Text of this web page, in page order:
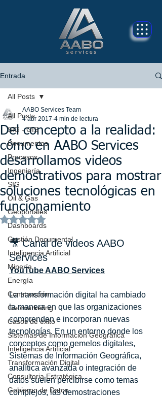
Entrada
All Posts
SIG - GIS
Documentos
Procesos
Ingeniería
SIG
Oil & Gas
Geoportales
Dashboards
Gestión Documental
Inteligencia Artificial
Minería
Energía
Construcción
Geomarketing
Casos de éxito
Sistemas de Información Geográfica
Inteligencia Artificial
Transformación Digital
Consultoria Estratégica
Gobierno de Datos
All Posts
Del concepto a la realidad:
cómo en AABO Services
desarrollamos videos
demostrativos para mostrar
soluciones tecnológicas en
funcionamiento
AABO Services Team
4 abr 2017 4 min de lectura
Obtuvo NaN de 5 estrellas.
🎥 Canal de videos AABO
Services
YouTube AABO Services
La transformación digital ha cambiado
la manera en que las organizaciones
comprenden e incorporan nuevas
tecnologías. En un entorno donde los
conceptos como gemelos digitales,
Sistemas de Información Geográfica,
analítica avanzada o integración de
datos suelen percibirse como temas
complejos, las demostraciones